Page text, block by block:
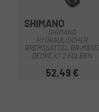
SHIMANO
SHIMANO
HYDRAULISCHER
BREMSSATTEL BR-M8100
DEORE XT 2 KOLBEN
Preis
52,49 €